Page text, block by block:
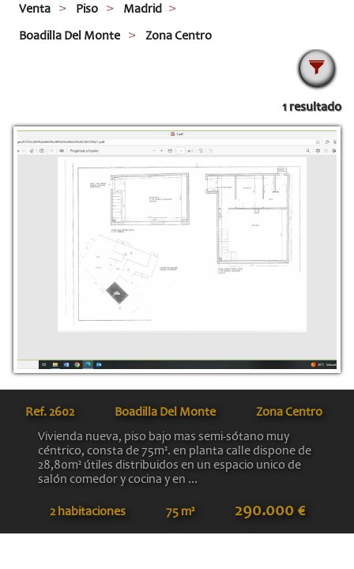
Venta Piso
Madrid
Boadilla Del Monte
Zona Centro
1 resultado
Ref.2602 Boadilla Del Monte
Zona Centro
Vivienda nueva, piso bajo mas semi-sótano muy
céntrico, consta de 75m². en planta calle dispone de
28,80m² útiles distribuidos en un espacio unico de
salón comedor y cocina y en ...
2 habitaciones 75 m² 290.000 €